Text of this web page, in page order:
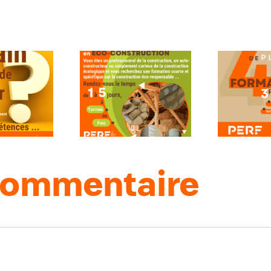
courtes
construction
Une offre de plus de
40 formations